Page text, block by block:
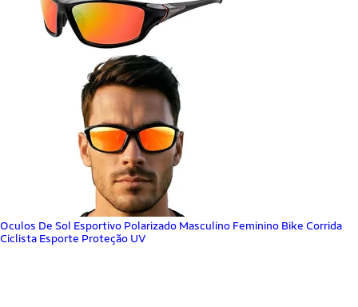
Oculos De Sol Esportivo Polarizado Masculino Feminino Bike Corrida
Ciclista Esporte Proteção UV